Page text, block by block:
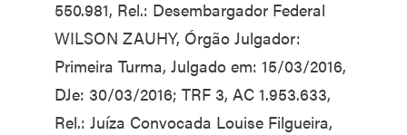
550.981, Rel.: Desembargador Federal
WILSON ZAUHY, Órgão Julgador:
Primeira Turma, Julgado em: 15/03/2016,
DJe: 30/03/2016; TRF 3, AC 1.953.633,
Rel.: Juíza Convocada Louise Filgueira,